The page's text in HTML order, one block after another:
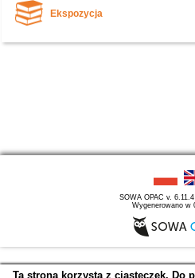
Ekspozycja
SOWA OPAC v.
Wygenerowano w
Ta strona korzysta z ciasteczek. Do